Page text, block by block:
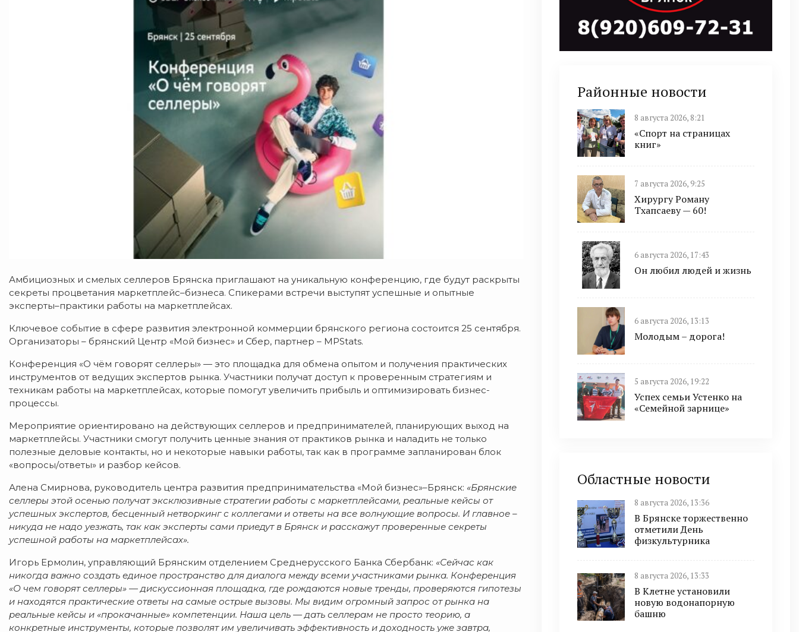
Амбициозных и смелых селлеров Брянска приглашают на уникальную конференцию, где будут раскрыты
секреты процветания маркетплейс–бизнеса. Спикерами встречи выступят успешные и опытные
эксперты–практики работы на маркетплейсах.
Ключевое событие в сфере развития электронной коммерции брянского региона состоится 25 сентября.
Организаторы – брянский Центр «Мой бизнес» и Сбер, партнер – MPStats.
Конференция «О чём говорят селлеры» — это площадка для обмена опытом и получения практических
инструментов от ведущих экспертов рынка. Участники получат доступ к проверенным стратегиям и
техникам работы на маркетплейсах, которые помогут увеличить прибыль и оптимизировать бизнес-
процессы.
Мероприятие ориентировано на действующих селлеров и предпринимателей, планирующих выход на
маркетплейсы. Участники смогут получить ценные знания от практиков рынка и наладить не только
полезные деловые контакты, но и некоторые навыки работы, так как в программе запланирован блок
«вопросы/ответы» и разбор кейсов.
Алена Смирнова, руководитель центра развития предпринимательства «Мой бизнес»–Брянск: «Брянские
селлеры этой осенью получат эксклюзивные стратегии работы с маркетплейсами, реальные кейсы от
успешных экспертов, бесценный нетворкинг с коллегами и ответы на все волнующие вопросы. И главное –
никуда не надо уезжать, так как эксперты сами приедут в Брянск и расскажут проверенные секреты
успешной работы на маркетплейсах».
Игорь Ермолин, управляющий Брянским отделением Среднерусского Банка Сбербанк: «Сейчас как
никогда важно создать единое пространство для диалога между всеми участниками рынка. Конференция
«О чем говорят селлеры» — дискуссионная площадка, где рождаются новые тренды, проверяются гипотезы
и находятся практические ответы на самые острые вызовы. Мы видим огромный запрос от рынка на
реальные кейсы и «прокачанные» компетенции. Наша цель — дать селлерам не просто теорию, а
конкретные инструменты, которые позволят им увеличивать эффективность и доходность уже завтра,
Районные новости
8 августа 2026, 8:21
«Спорт на страницах
книг»
7 августа 2026, 9:25
Хирургу Роману
Тхапсаеву — 60!
6 августа 2026, 17:43
Он любил людей и жизнь
6 августа 2026, 13:13
Молодым – дорога!
5 августа 2026, 19:22
Успех семьи Устенко на
«Семейной зарнице»
Областные новости
8 августа 2026, 13:36
В Брянске торжественно
отметили День
физкультурника
8 августа 2026, 13:33
В Клетне установили
новую водонапорную
башню